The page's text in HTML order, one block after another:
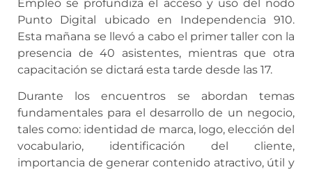
Empleo se profundiza el acceso y uso del nodo
Punto Digital ubicado en Independencia 910.
Esta mañana se llevó a cabo el primer taller con la
presencia de 40 asistentes, mientras que otra
capacitación se dictará esta tarde desde las 17.
Durante los encuentros se abordan temas
fundamentales para el desarrollo de un negocio,
tales como: identidad de marca, logo, elección del
vocabulario, identificación del cliente,
importancia de generar contenido atractivo, útil y